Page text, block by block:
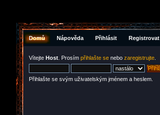
Domů Nápověda Přihlásit Registrovat
Vítejte Host . Prosím přihlašte se nebo zaregistrujte
Přihlašte se svým uživatelským jménem a heslem.